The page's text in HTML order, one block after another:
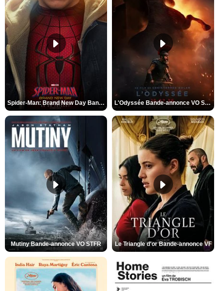
Spider-Man: Brand New Day Bande-annonce VO STFR L'Odyssée Bande-annonce VO STFR
Mutiny Bande-annonce VO STFR Le Triangle d'or Bande-annonce VF